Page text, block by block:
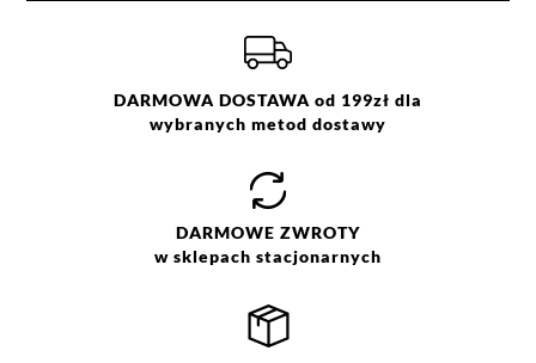
DARMOWA DOSTAWA od 199zł dla
wybranych metod dostawy
DARMOWE ZWROTY
w sklepach stacjonarnych